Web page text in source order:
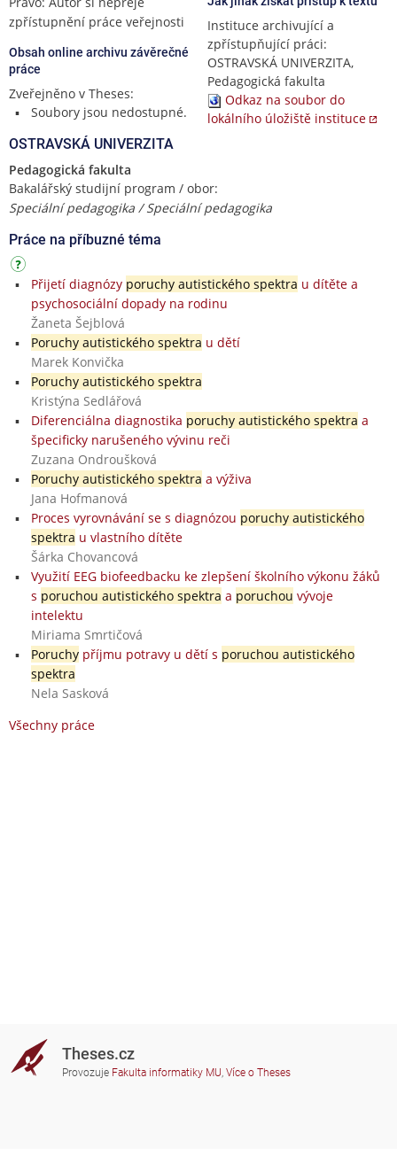
zpřístupnění práce veřejnosti
Obsah online archivu závěrečné
práce
Zveřejněno v Theses:
Soubory jsou nedostupné.
Instituce archivující a
zpřístupňující práci:
OSTRAVSKÁ UNIVERZITA,
Pedagogická fakulta
Odkaz na soubor do
lokálního úložiště instituce
OSTRAVSKÁ UNIVERZITA
Pedagogická fakulta
Bakalářský studijní program / obor:
Speciální pedagogika / Speciální pedagogika
Práce na příbuzné téma
Přijetí diagnózy poruchy autistického spektra u dítěte a
psychosociální dopady na rodinu
Žaneta Šejblová
Poruchy autistického spektra u dětí
Marek Konvička
Poruchy autistického spektra
Kristýna Sedlářová
Diferenciálna diagnostika poruchy autistického spektra a
špecificky narušeného vývinu reči
Zuzana Ondroušková
Poruchy autistického spektra a výživa
Jana Hofmanová
Proces vyrovnávání se s diagnózou poruchy autistického
spektra u vlastního dítěte
Šárka Chovancová
Využití EEG biofeedbacku ke zlepšení školního výkonu žáků
s poruchou autistického spektra a poruchou vývoje
intelektu
Miriama Smrtičová
Poruchypříjmu potravy u dětí s poruchou autistického
spektra
Nela Sasková
Všechny práce
Theses.cz
Provozuje Fakulta informatiky MU, Více o Theses